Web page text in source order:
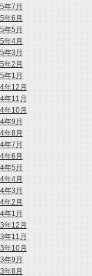
年7月
年6月
年5月
年4月
年3月
年2月
年1月
年12月
年11月
年10月
年9月
年8月
年7月
年6月
年5月
年4月
年3月
年2月
年1月
年12月
年11月
年10月
年9月
年8月